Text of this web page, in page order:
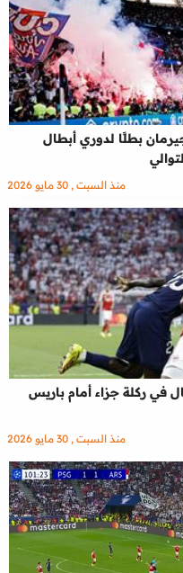
بطلًا لدوري أبطال
منذ السبت , 30 مايو 2026
في ركلة جزاء أمام باريس
منذ السبت , 30 مايو 2026